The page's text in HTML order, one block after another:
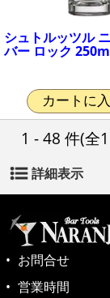
シュトルッツル
バー ロック
カートに
1 - 48 件(全
詳細表示
お問合せ
営業時間